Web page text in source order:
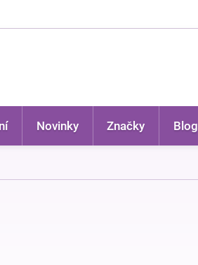
Novinky Značky Blog